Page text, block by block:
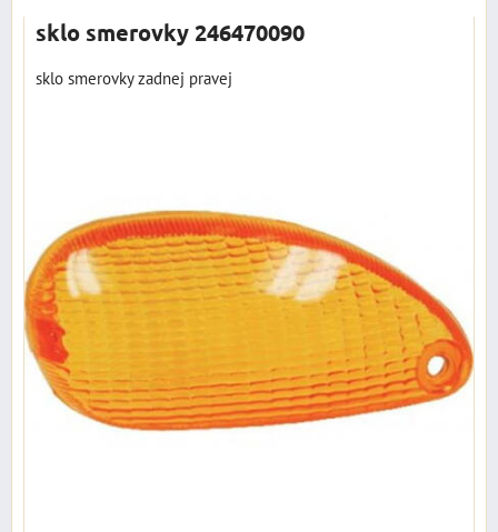
sklo smerovky 246470090
sklo smerovky zadnej pravej